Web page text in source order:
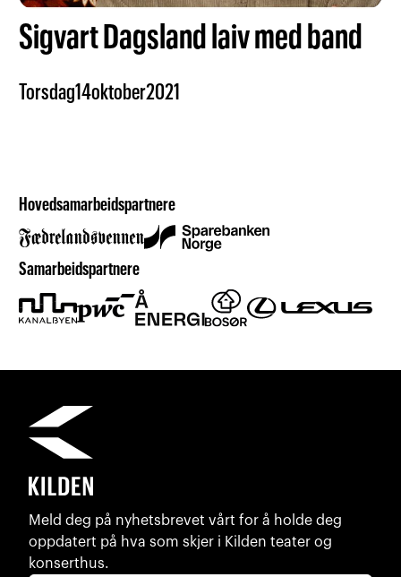
Sigvart Dagsland laiv med band
Torsdag14oktober2021
Hovedsamarbeidspartnere
Samarbeidspartnere
Meld deg på nyhetsbrevet vårt for å holde deg
oppdatert på hva som skjer i Kilden teater og
konserthus.